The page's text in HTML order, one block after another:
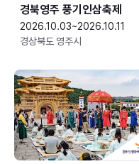
경북영주 풍기인삼축제
2026.10.03~2026.10.11
경상북도 영주시